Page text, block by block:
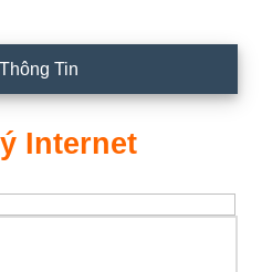
Tin
Internet